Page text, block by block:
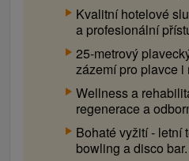
Kvalitní hotelové
a profesionální
25-metrový
zázemí pro plavce i
Wellness a
regenerace a
Bohaté vyžití - letní
bowling a disco bar.